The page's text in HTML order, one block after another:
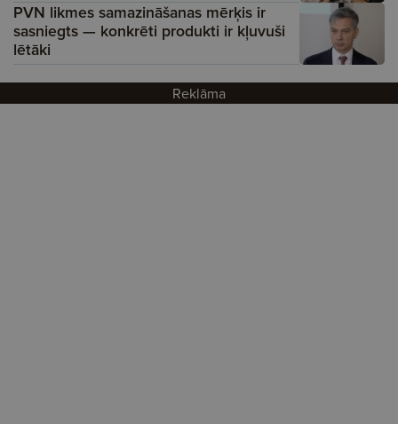
PVN likmes samazināšanas mērķis ir
sasniegts — konkrēti produkti ir kļuvuši
lētāki
Reklāma